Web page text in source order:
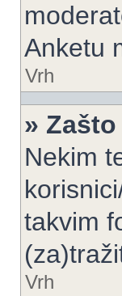
Anketu
Vrh
»
Nekim
takvim
Vrh